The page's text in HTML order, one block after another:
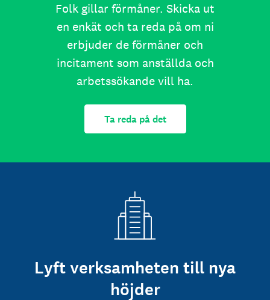
Folk gillar förmåner. Skicka ut
en enkät och ta reda på om ni
erbjuder de förmåner och
incitament som anställda och
arbetssökande vill ha.
Ta reda på det
Lyft verksamheten till nya
höjder